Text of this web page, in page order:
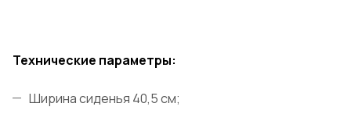
Технические параметры:
Ширина сиденья 40,5 см;